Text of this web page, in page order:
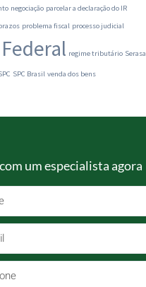
negociação parcelar a declaração do IR
problema fiscal processo judicial
regime tributário Serasa
SPC Brasil venda dos bens
um especialista agora